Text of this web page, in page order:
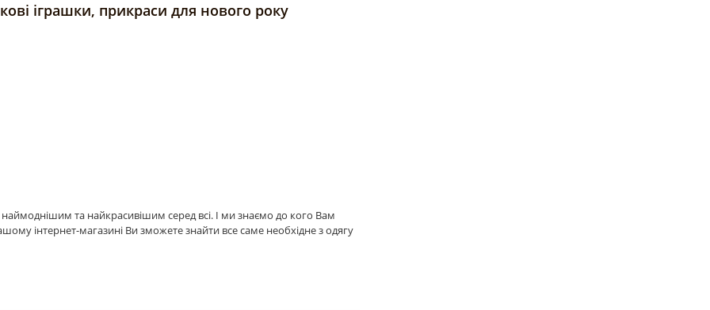
іграшки, прикраси для нового року
наймоднішим та найкрасивішим серед всі. І ми знаємо до кого Вам
інтернет-магазині Ви зможете знайти все саме необхідне з одягу